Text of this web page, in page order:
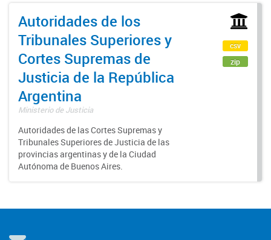
Autoridades de los
Tribunales Superiores y
Cortes Supremas de
Justicia de la República
Argentina
Ministerio de Justicia
Autoridades de las Cortes Supremas y
Tribunales Superiores de Justicia de las
provincias argentinas y de la Ciudad
Autónoma de Buenos Aires.
csv
zip